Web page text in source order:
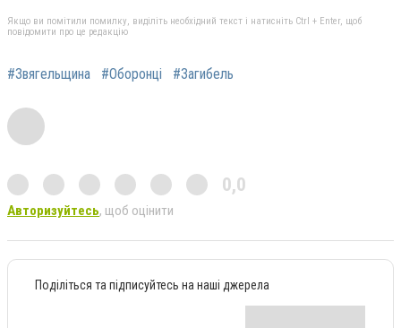
Якщо ви помітили помилку, виділіть необхідний текст і натисніть Ctrl + Enter, щоб
повідомити про це редакцію
#Звягельщина #Оборонці #Загибель
0,0
Авторизуйтесь, щоб оцінити
Поділіться та підписуйтесь на наші джерела